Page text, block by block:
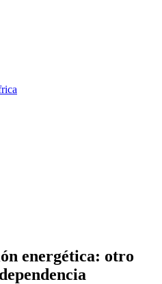
energética: otro